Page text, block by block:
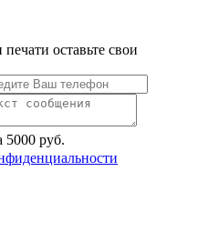
оставьте свои
5000 руб.